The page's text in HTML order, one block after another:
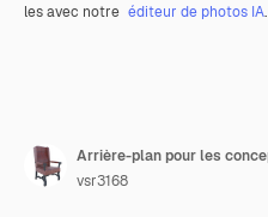
les avec notre éditeur de photos IA.
vsr3168